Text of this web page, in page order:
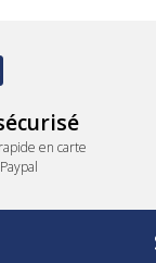
en carte